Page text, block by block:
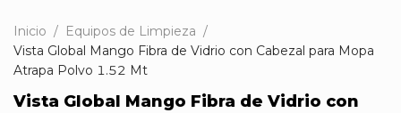
Inicio / Equipos de Limpieza /
Vista Global Mango Fibra de Vidrio con Cabezal para Mopa
Atrapa Polvo 1.52 Mt
Vista Global Mango Fibra de Vidrio con